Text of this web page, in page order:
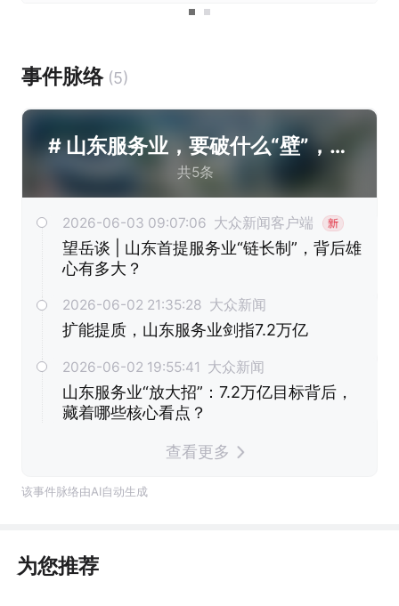
事件脉络 (5)
# 山东服务业，要破什么“壁”，又
要往哪里“突围”？#
共5条
2026-06-03 09:07:06 大众新闻客户端
望岳谈 | 山东首提服务业“链长制”，背后雄
心有多大？
2026-06-02 21:35:28 大众新闻
扩能提质，山东服务业剑指7.2万亿
2026-06-02 19:55:41 大众新闻
山东服务业“放大招”：7.2万亿目标背后，
藏着哪些核心看点？
查看更多
该事件脉络由AI自动生成
为您推荐